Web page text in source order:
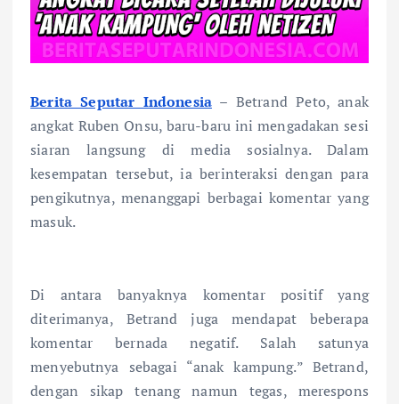
Berita Seputar Indonesia– Betrand Peto, anak
angkat Ruben Onsu, baru-baru ini mengadakan sesi
siaran langsung di media sosialnya. Dalam
kesempatan tersebut, ia berinteraksi dengan para
pengikutnya, menanggapi berbagai komentar yang
masuk.
Di antara banyaknya komentar positif yang
diterimanya, Betrand juga mendapat beberapa
komentar bernada negatif. Salah satunya
menyebutnya sebagai “anak kampung.” Betrand,
dengan sikap tenang namun tegas, merespons